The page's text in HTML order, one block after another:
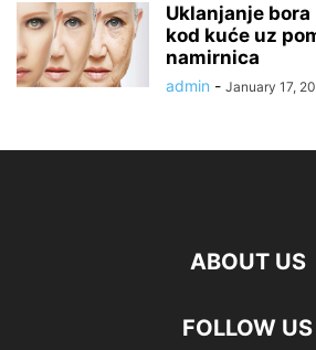
Uklanjanje
kod kuće uz
namirnica
admin - January 17,
ABOUT US
FOLLOW US